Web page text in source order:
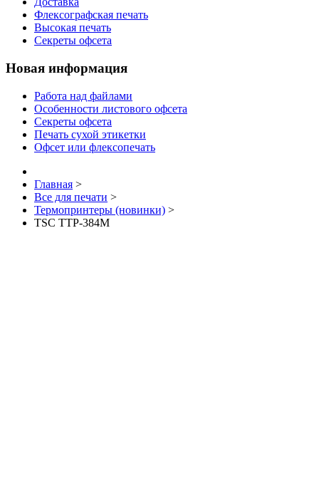
Флексографская печать
Высокая печать
Секреты офсета
Новая информация
Работа над файлами
Особенности листового офсета
Секреты офсета
Печать сухой этикетки
Офсет или флексопечать
Главная >
Все для печати >
Термопринтеры (новинки) >
TSC TTP-384M